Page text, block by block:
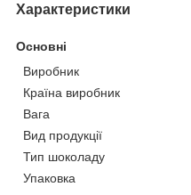
Характеристики
Основні
Виробник
Країна виробник
Вага
Вид продукції
Тип шоколаду
Упаковка